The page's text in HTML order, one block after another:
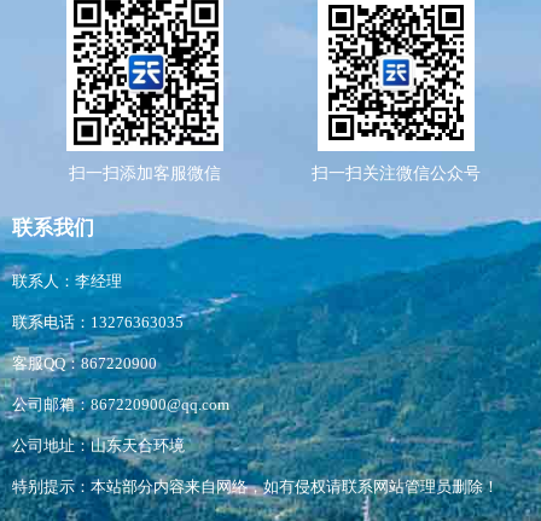
扫一扫添加客服微信 扫一扫关注微信公众号
联系我们
联系人：李经理
联系电话：13276363035
客服QQ：867220900
公司邮箱：867220900@qq.com
公司地址：山东天合环境
特别提示：本站部分内容来自网络，如有侵权请联系网站管理员删除！